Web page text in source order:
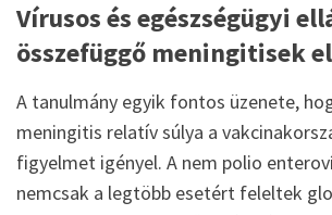
Vírusos és egészségügyi
összefüggő meningitisek
A tanulmány egyik fontos üzenete,
meningitis relatív súlya a
figyelmet igényel. A nem polio
nemcsak a legtöbb esetért feleltek